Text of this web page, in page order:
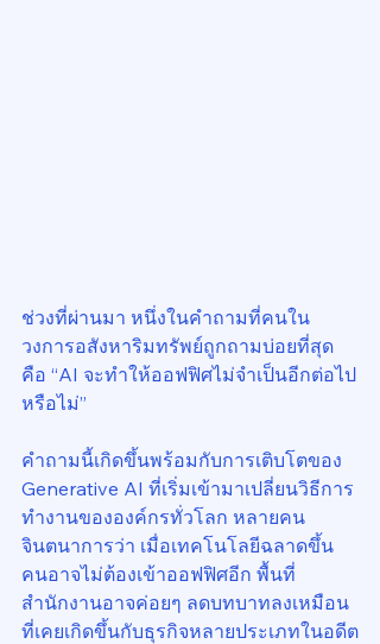
ช่วงที่ผ่านมา หนึ่งในคำถามที่คนใน
วงการอสังหาริมทรัพย์ถูกถามบ่อยที่สุด
คือ “AI จะทำให้ออฟฟิศไม่จำเป็นอีกต่อไป
หรือไม่”
คำถามนี้เกิดขึ้นพร้อมกับการเติบโตของ
Generative AI ที่เริ่มเข้ามาเปลี่ยนวิธีการ
ทำงานขององค์กรทั่วโลก หลายคน
จินตนาการว่า เมื่อเทคโนโลยีฉลาดขึ้น
คนอาจไม่ต้องเข้าออฟฟิศอีก พื้นที่
สำนักงานอาจค่อยๆ ลดบทบาทลงเหมือน
ที่เคยเกิดขึ้นกับธุรกิจหลายประเภทในอดีต